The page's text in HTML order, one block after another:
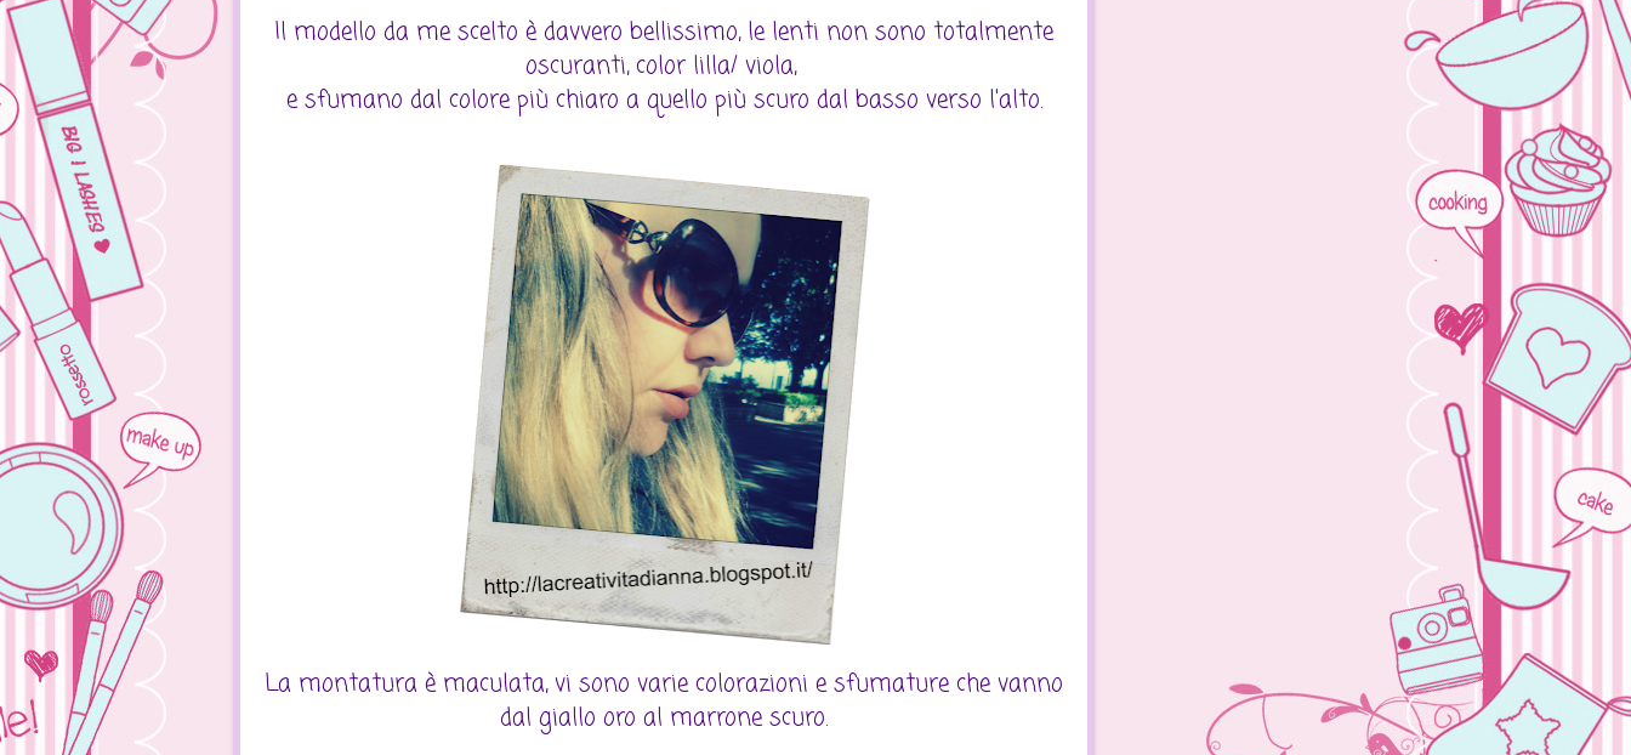
Il modello da me scelto è davvero bellissimo, le lenti non sono totalmente
oscuranti, color lilla/ viola,
e sfumano dal colore più chiaro a quello più scuro dal basso verso l'alto.
La montatura è maculata, vi sono varie colorazioni e sfumature che vanno
dal giallo oro al marrone scuro.